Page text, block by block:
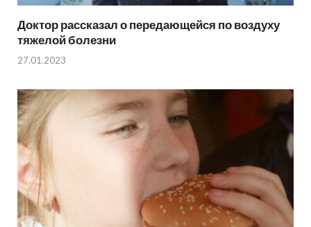
Доктор рассказал о передающейся по воздуху
тяжелой болезни
27.01.2023